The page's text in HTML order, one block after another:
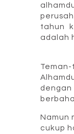
tahun
adalah
Namun
cukup